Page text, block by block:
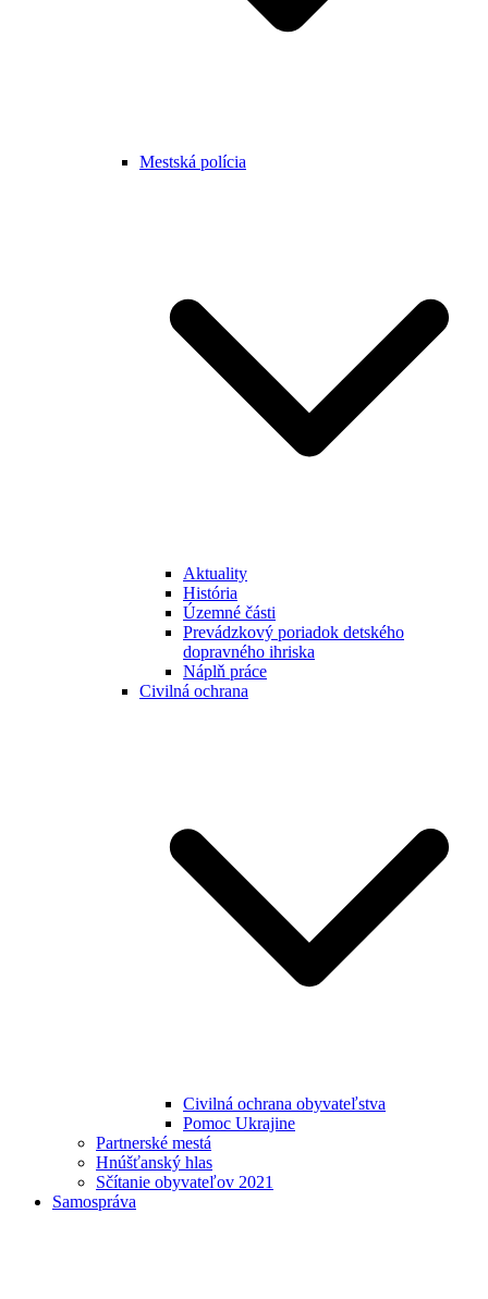
Mestská polícia
Aktuality
História
Územné části
Prevádzkový poriadok detského
dopravného ihriska
Náplň práce
Civilná ochrana
Civilná ochrana obyvateľstva
Pomoc Ukrajine
Partnerské mestá
Hnúšťanský hlas
Sčítanie obyvateľov 2021
Samospráva